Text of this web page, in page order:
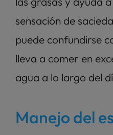
sensación de
puede confundirse
lleva a comer en
agua a lo largo del
Manejo del